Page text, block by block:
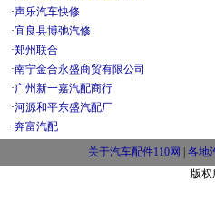
·声乐汽车快修
·宜良县博弛汽修
·郑州联合
·南宁金合永盛商贸有限公司
·广州新一嘉汽配商行
·河源和平东盛汽配厂
·奔富汽配
关于汽车配件110网 各地
版权